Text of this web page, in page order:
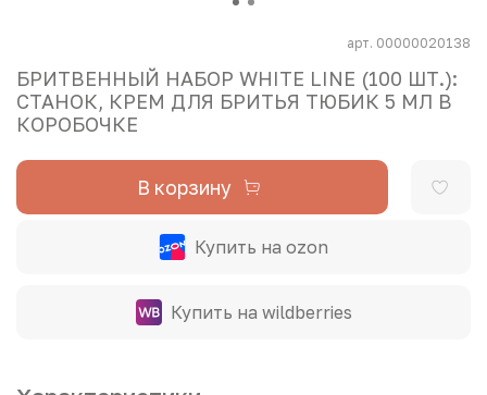
арт. 00000020138
БРИТВЕННЫЙ НАБОР WHITE LINE (100 ШТ.):
СТАНОК, КРЕМ ДЛЯ БРИТЬЯ ТЮБИК 5 МЛ В
КОРОБОЧКЕ
В корзину
Купить на ozon
Купить на wildberries